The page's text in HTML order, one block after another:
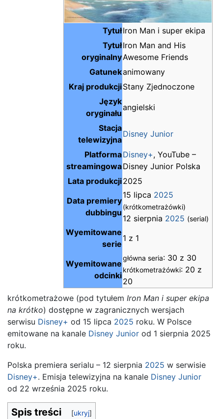
TytułIron Man i super ekipa
Tytuł
oryginalny
Iron Man and His
Awesome Friends
Gatunekanimowany
Kraj produkcjiStany Zjednoczone
Język
oryginału
angielski
Stacja
telewizyjna
Disney Junior
Platforma
streamingowa
Disney+, YouTube –
Disney Junior Polska
Lata produkcji2025
Data premiery
dubbingu
15 lipca 2025
(krótkometrażówki)
12 sierpnia 2025 (serial)
Wyemitowane
serie
1 z 1
Wyemitowane
odcinki
główna seria: 30 z 30
krótkometrażówki: 20 z
20
krótkometrażowe (pod tytułem Iron Man i super ekipa
na krótko) dostępne w zagranicznych wersjach
serwisu Disney+ od 15 lipca 2025 roku. W Polsce
emitowane na kanale Disney Junior od 1 sierpnia 2025
roku.
Polska premiera serialu – 12 sierpnia 2025 w serwisie
Disney+. Emisja telewizyjna na kanale Disney Junior
od 22 września 2025 roku.
Spis treści